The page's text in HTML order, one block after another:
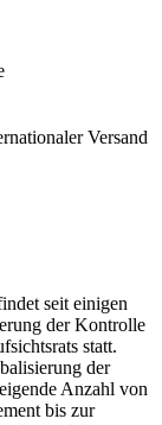
Versand
seit einigen
der Kontrolle
statt.
der
Anzahl von
bis zur